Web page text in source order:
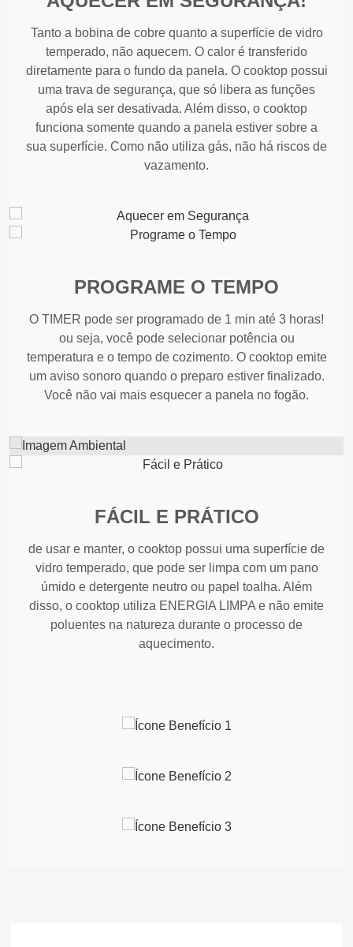
Tanto a bobina de cobre quanto a superfície de vidro
temperado, não aquecem. O calor é transferido
diretamente para o fundo da panela. O cooktop possui
uma trava de segurança, que só libera as funções
após ela ser desativada. Além disso, o cooktop
funciona somente quando a panela estiver sobre a
sua superfície. Como não utiliza gás, não há riscos de
vazamento.
PROGRAME O TEMPO
O TIMER pode ser programado de 1 min até 3 horas!
ou seja, você pode selecionar potência ou
temperatura e o tempo de cozimento. O cooktop emite
um aviso sonoro quando o preparo estiver finalizado.
Você não vai mais esquecer a panela no fogão.
FÁCIL E PRÁTICO
de usar e manter, o cooktop possui uma superfície de
vidro temperado, que pode ser limpa com um pano
úmido e detergente neutro ou papel toalha. Além
disso, o cooktop utiliza ENERGIA LIMPA e não emite
poluentes na natureza durante o processo de
aquecimento.